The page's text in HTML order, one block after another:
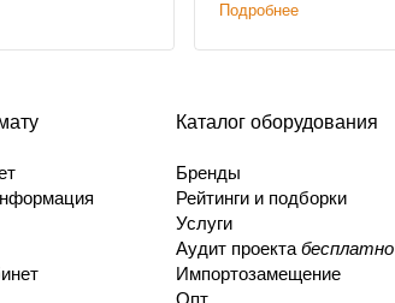
Подробнее
Каталог оборудования
Бренды
Рейтинги и подборки
Услуги
Аудит проекта бесплатно
Импортозамещение
Опт